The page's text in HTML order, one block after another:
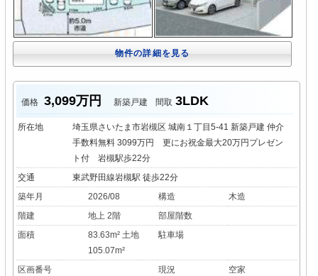
物件の詳細を見る
価格 3,099万円 新築戸建 間取 3LDK
所在地
埼玉県さいたま市岩槻区 城南１丁目5-41 新築戸建 仲介
手数料無料 3099万円 更にお祝金最大20万円プレゼン
ト付 岩槻駅歩22分
交通
東武野田線岩槻駅 徒歩22分
築年月
2026/08 構造
木造
階建
地上 2階
部屋階数
面積
83.63m² 土地
105.07m²
駐車場
区画番号 現況
空家